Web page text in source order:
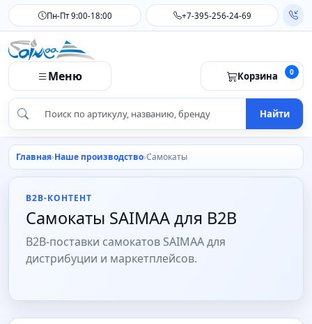
Пн-Пт 9:00-18:00 +7-395-256-24-69
Меню Корзина 0
Найти
Главная Наше производство Самокаты
B2B-КОНТЕНТ
Самокаты SAIMAA для B2B
B2B-поставки самокатов SAIMAA для
дистрибуции и маркетплейсов.